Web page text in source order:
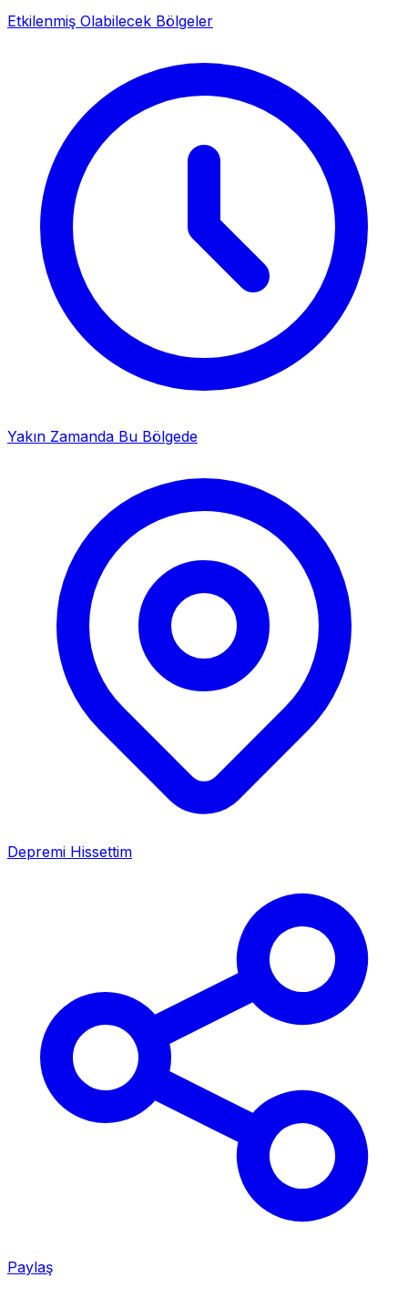
Etkilenmiş Olabilecek Bölgeler
Yakın Zamanda Bu Bölgede
Depremi Hissettim
Paylaş